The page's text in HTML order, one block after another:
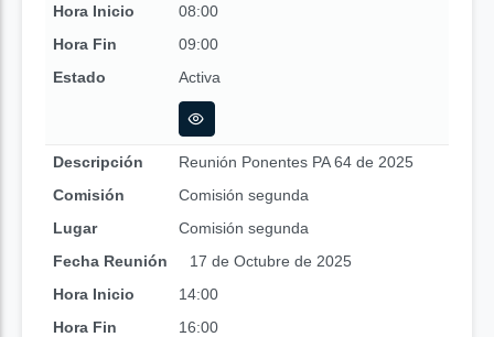
Hora Inicio
08:00
Hora Fin
09:00
Estado
Activa
Descripción
Reunión Ponentes PA 64 de 2025
Comisión
Comisión segunda
Lugar
Comisión segunda
Fecha Reunión
17 de Octubre de 2025
Hora Inicio
14:00
Hora Fin
16:00